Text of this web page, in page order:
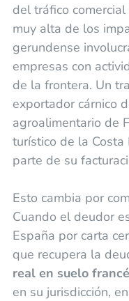
del tráfico
muy alta de los
gerundense
empresas con
de la frontera. Un
exportador cárnico
agroalimentario de
turístico de la
parte de su
Esto cambia por
Cuando el deudor
España por carta
que recupera la
real en suelo
en su jurisdicción,